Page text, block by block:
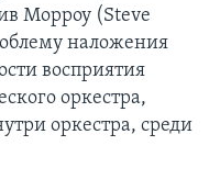
Морроу (Steve
наложения
восприятия
оркестра,
оркестра, среди